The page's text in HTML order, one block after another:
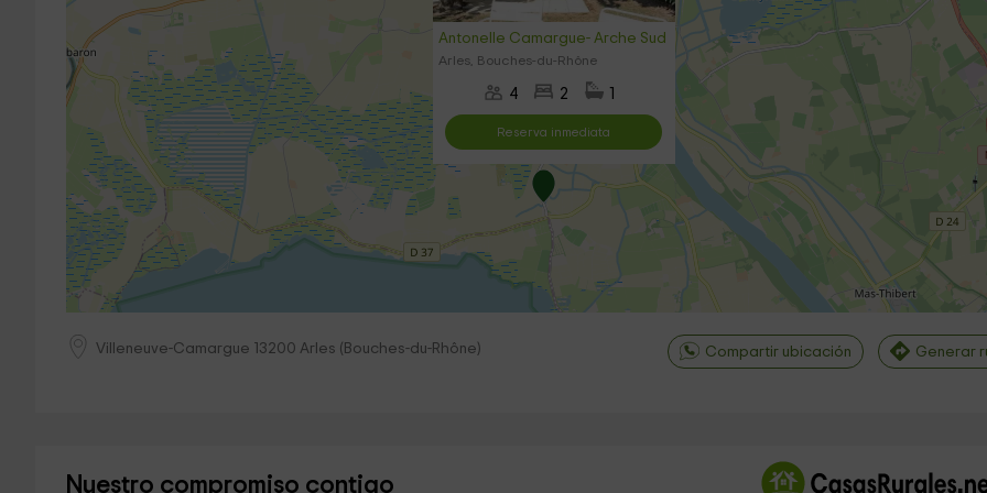
Antonelle Camargue- Arche Sud
Arles, Bouches-du-Rhône
4 2
Reserva inmediata
Villeneuve-Camargue 13200 Arles ( Bouches-du-Rhône) Compartir ubicación Generar
Nuestro compromiso contigo